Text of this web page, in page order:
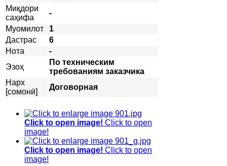
Миқдори
саҳифа
-
Муомилот
1
Дастрас
6
Нота
-
Эзоҳ
По техническим
требованиям заказчика
Нарх
[сомонӣ]
Договорная
Click to open image! Click to open
image!
Click to open image! Click to open
image!